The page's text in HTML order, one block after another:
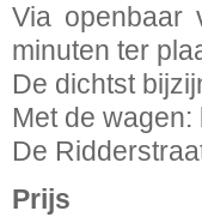
Via openbaar
minuten ter
De dichtst
Met de
De
Prijs